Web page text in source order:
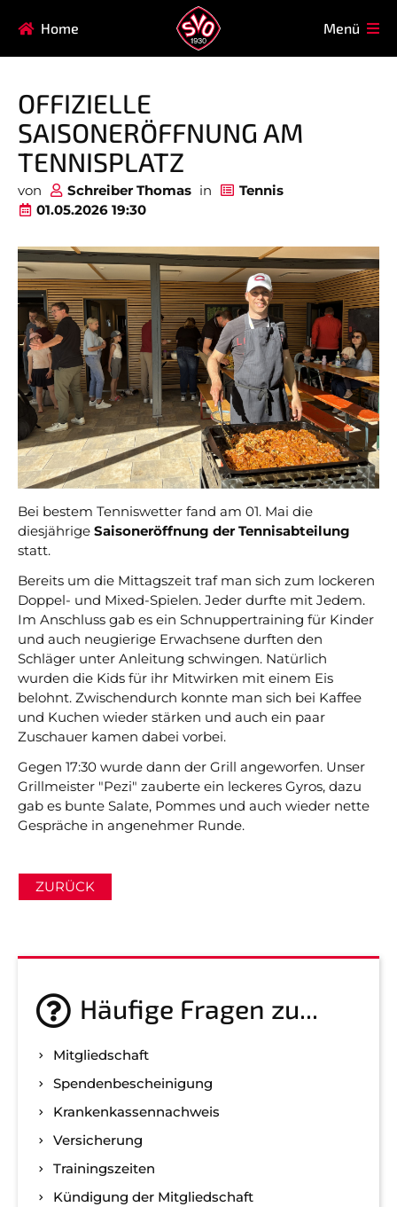
Home Menü
OFFIZIELLE
SAISONERÖFFNUNG AM
TENNISPLATZ
von Schreiber Thomas in
Tennis
01.05.2026 19:30
Bei bestem Tenniswetter fand am 01. Mai die
diesjährige Saisoneröffnung der Tennisabteilung
statt.
Bereits um die Mittagszeit traf man sich zum lockeren
Doppel- und Mixed-Spielen. Jeder durfte mit Jedem.
Im Anschluss gab es ein Schnuppertraining für Kinder
und auch neugierige Erwachsene durften den
Schläger unter Anleitung schwingen. Natürlich
wurden die Kids für ihr Mitwirken mit einem Eis
belohnt. Zwischendurch konnte man sich bei Kaffee
und Kuchen wieder stärken und auch ein paar
Zuschauer kamen dabei vorbei.
Gegen 17:30 wurde dann der Grill angeworfen. Unser
Grillmeister "Pezi" zauberte ein leckeres Gyros, dazu
gab es bunte Salate, Pommes und auch wieder nette
Gespräche in angenehmer Runde.
ZURÜCK
Häufige Fragen zu...
Mitgliedschaft
Spenden­bescheinigung
Kranken­kassen­nachweis
Versicherung
Trainingszeiten
Kündigung der Mitgliedschaft
Navigation
überspringen
HAUPTVEREIN
MITGLIEDSCHAFT
Navigation
überspringen
AIKIDO
FITNESSKURSE
GARDE
GESUNDHEITSSPORT
KINDERTURNEN
KYUDO
REHASPORT
TAEKWONDO
TENNIS
Nicht das Richtige gefunden?
Bitte nehmen Sie Kontakt mit uns auf. Wir helfen
gerne weiter.
post@svo.germaringen.de
Navigation